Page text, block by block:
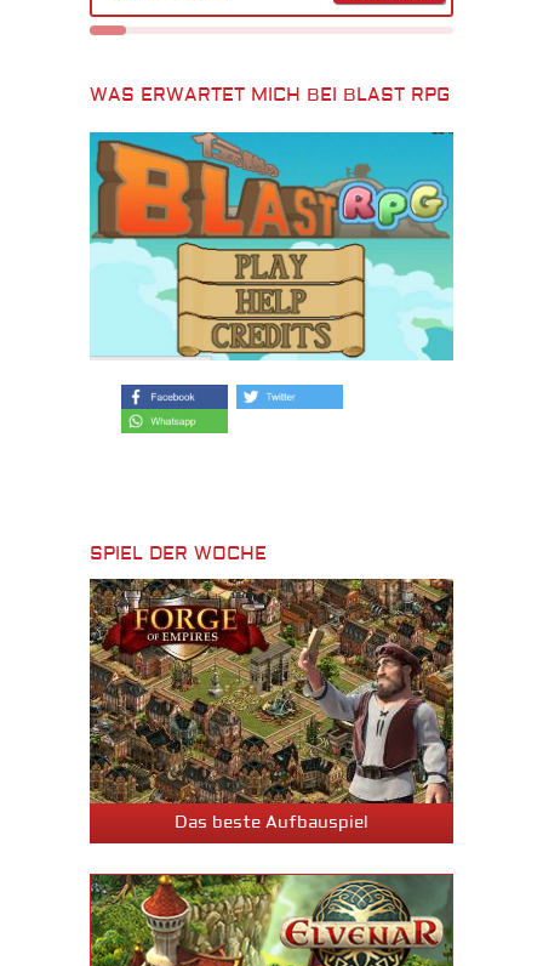
WAS ERWARTET MICH BEI BLAST RPG
SPIEL DER WOCHE
Das beste Aufbauspiel